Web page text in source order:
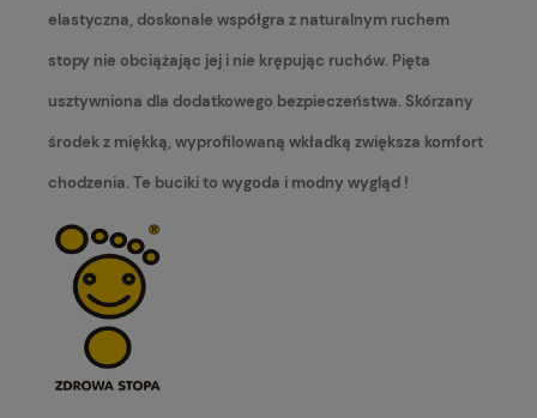
elastyczna, doskonale współgra z naturalnym ruchem
stopy nie obciążając jej i nie krępując ruchów. Pięta
usztywniona dla dodatkowego bezpieczeństwa. Skórzany
środek z miękką, wyprofilowaną wkładką zwiększa komfort
chodzenia. Te buciki to wygoda i modny wygląd !